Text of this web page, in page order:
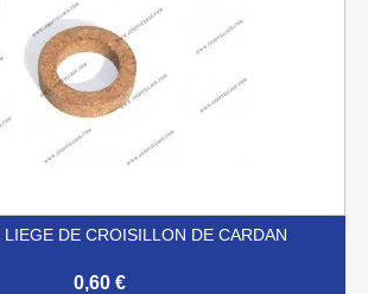
LIEGE DE CROISILLON DE CARDAN
0,60 €